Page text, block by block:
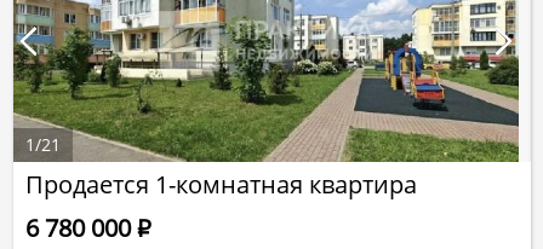
Продается 1-комнатная квартира
6 780 000Р
1/21